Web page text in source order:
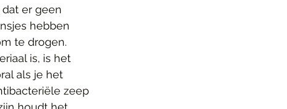
er geen
hebben
te drogen.
is, is het
als je het
zeep